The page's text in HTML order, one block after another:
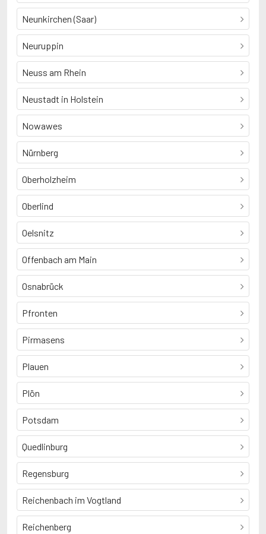
Neunkirchen (Saar)
Neuruppin
Neuss am Rhein
Neustadt in Holstein
Nowawes
Nürnberg
Oberholzheim
Oberlind
Oelsnitz
Offenbach am Main
Osnabrück
Pfronten
Pirmasens
Plauen
Plön
Potsdam
Quedlinburg
Regensburg
Reichenbach im Vogtland
Reichenberg